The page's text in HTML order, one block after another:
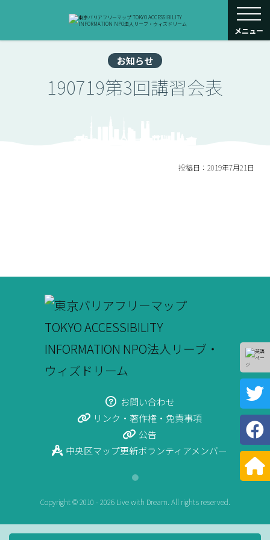
メニュー
お知らせ
190719第3回講習会表
投稿日：2019年7月21日
お問い合わせ
リンク・著作権・免責事項
公告
中央区マップ更新ボランティアメンバー
●
Copyright © 2010 - 2026 Live with Dream. All rights reserved.